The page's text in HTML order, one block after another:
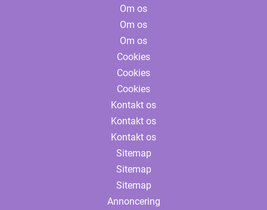
Om os
Om os
Om os
Cookies
Cookies
Cookies
Kontakt os
Kontakt os
Kontakt os
Sitemap
Sitemap
Sitemap
Annoncering